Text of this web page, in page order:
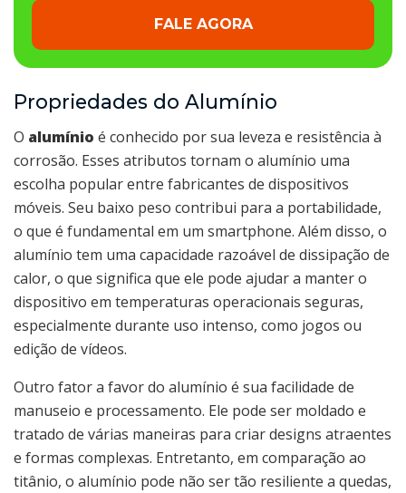
FALE AGORA
Propriedades do Alumínio
O alumínio é conhecido por sua leveza e resistência à
corrosão. Esses atributos tornam o alumínio uma
escolha popular entre fabricantes de dispositivos
móveis. Seu baixo peso contribui para a portabilidade,
o que é fundamental em um smartphone. Além disso, o
alumínio tem uma capacidade razoável de dissipação de
calor, o que significa que ele pode ajudar a manter o
dispositivo em temperaturas operacionais seguras,
especialmente durante uso intenso, como jogos ou
edição de vídeos.
Outro fator a favor do alumínio é sua facilidade de
manuseio e processamento. Ele pode ser moldado e
tratado de várias maneiras para criar designs atraentes
e formas complexas. Entretanto, em comparação ao
titânio, o alumínio pode não ser tão resiliente a quedas,